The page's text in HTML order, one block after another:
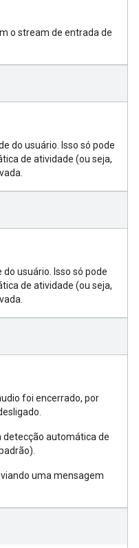
o stream de entrada de
do usuário. Isso só pode
de atividade (ou seja,
usuário. Isso só pode
de atividade (ou seja,
foi encerrado, por
detecção automática de
uma mensagem